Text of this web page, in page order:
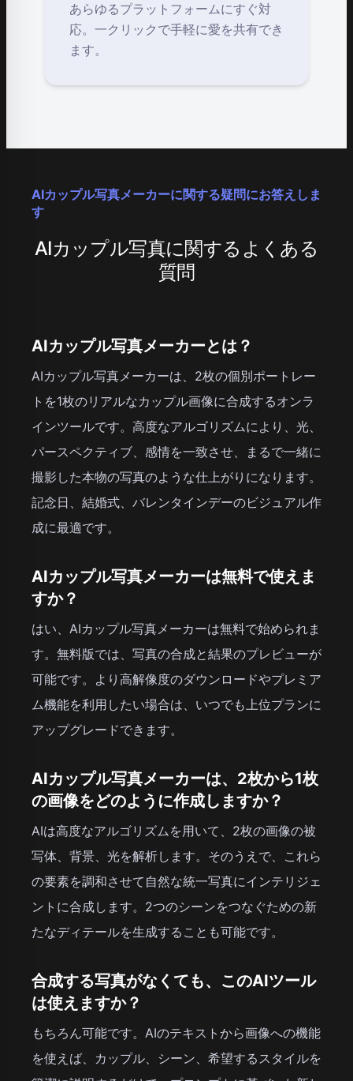
あらゆるプラットフォームにすぐ対
応。一クリックで手軽に愛を共有でき
ます。
AIカップル写真メーカーに関する疑問にお答えしま
す
AIカップル写真に関するよくある
質問
AIカップル写真メーカーとは？
AIカップル写真メーカーは、2枚の個別ポートレー
トを1枚のリアルなカップル画像に合成するオンラ
インツールです。高度なアルゴリズムにより、光、
パースペクティブ、感情を一致させ、まるで一緒に
撮影した本物の写真のような仕上がりになります。
記念日、結婚式、バレンタインデーのビジュアル作
成に最適です。
AIカップル写真メーカーは無料で使えま
すか？
はい、AIカップル写真メーカーは無料で始められま
す。無料版では、写真の合成と結果のプレビューが
可能です。より高解像度のダウンロードやプレミア
ム機能を利用したい場合は、いつでも上位プランに
アップグレードできます。
AIカップル写真メーカーは、2枚から1枚
の画像をどのように作成しますか？
AIは高度なアルゴリズムを用いて、2枚の画像の被
写体、背景、光を解析します。そのうえで、これら
の要素を調和させて自然な統一写真にインテリジェ
ントに合成します。2つのシーンをつなぐための新
たなディテールを生成することも可能です。
合成する写真がなくても、このAIツール
は使えますか？
もちろん可能です。AIのテキストから画像への機能
を使えば、カップル、シーン、希望するスタイルを